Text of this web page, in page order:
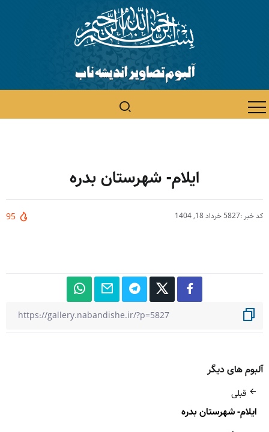
ایلام- شهرستان بدره
کد خبر :5827 خرداد 18, 1404 95
آلبوم های دیگر
قبلی
ایلام- شهرستان بدره